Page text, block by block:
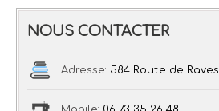
NOUS CONTACTER
Adresse: 584 Route de Raves